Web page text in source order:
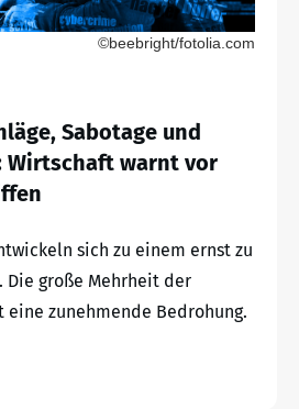
©beebright/fotolia.com
Sabotage und
Wirtschaft warnt vor
sich zu einem ernst zu
Die große Mehrheit der
zunehmende Bedrohung.